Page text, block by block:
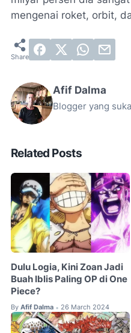
mengenai roket, orbit,
Afif Dalma
Blogger yang
Related Posts
Dulu Logia, Kini Zoan Jadi
Buah Iblis Paling OP di One
Piece?
By Afif Dalma • 26 March 2024